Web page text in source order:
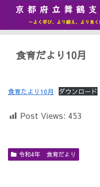
食育だより10月
食育たより10月 ダウンロード
Post Views: 453
令和4年 食育だより